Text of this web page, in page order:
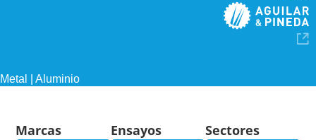
Metal | Aluminio
Marcas Ensayos Sectores